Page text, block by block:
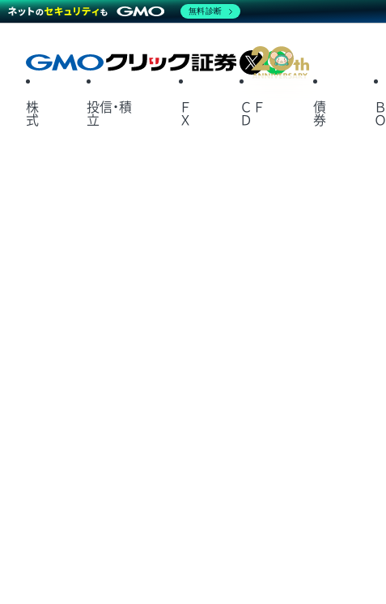
X
株
式
投信・積
立
Ｆ
Ｘ
ＣＦ
Ｄ
債
券
Ｂ
Ｏ
無料診断